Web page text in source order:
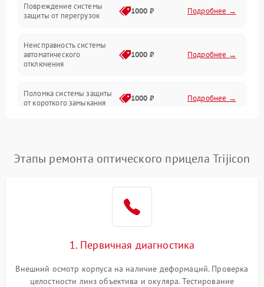
Электропитание
Механика
Корпус/Герметичность
Повреждение системы
защиты от перегрузок
1000 ₽ Подробнее →
Неисправность системы
автоматического
отключения
1000 ₽ Подробнее →
Поломка системы защиты
от короткого замыкания
1000 ₽ Подробнее →
1000 ₽
защиты от перегрева
Этапы ремонта оптического прицела Trijicon
1. Первичная диагностика
Внешний осмотр корпуса на наличие деформаций. Проверка
целостности линз объектива и окуляра. Тестирование